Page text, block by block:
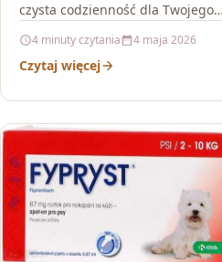
czysta codzienność dla Twojego
niż kwestia “żeby…
4 minuty czytania 4 maja 2026
Czytaj więcej